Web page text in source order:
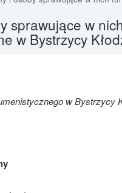
sprawujące w
w Bystrzycy
w Bystrzycy